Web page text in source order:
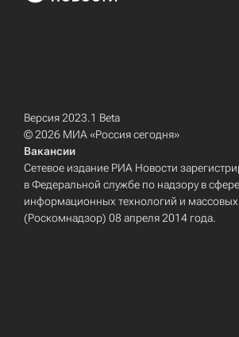
Версия 2023.1 Beta
© 2026 МИА «Россия сегодня»
Вакансии
Сетевое издание РИА Новости
в Федеральной службе по надзору в
информационных технологий и
(Роскомнадзор) 08 апреля 2014 года.